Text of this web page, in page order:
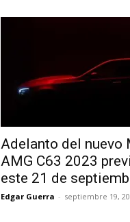
Adelanto del nuevo
AMG C63 2023
este 21 de
Edgar Guerra - septiembre 19,